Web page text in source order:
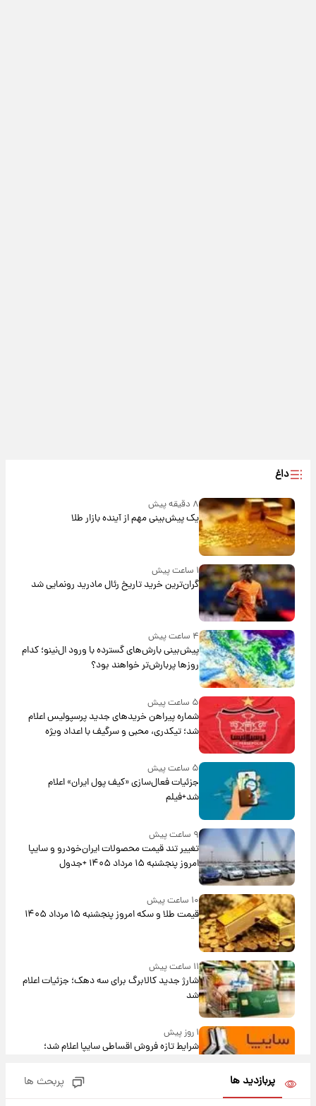
داغ
۸ دقیقه پیش
یک پیش‌بینی مهم از آینده بازار طلا
۱ ساعت پیش
گران‌ترین خرید تاریخ رئال مادرید رونمایی شد
۴ ساعت پیش
پیش‌بینی بارش‌های گسترده با ورود ال‌نینو؛ کدام
روزها پربارش‌تر خواهند بود؟
۵ ساعت پیش
شماره پیراهن خریدهای جدید پرسپولیس اعلام
شد؛ تیکدری، محبی و سرگیف با اعداد ویژه
۵ ساعت پیش
جزئیات فعال‌سازی «کیف پول ایران» اعلام
شد+فیلم
۹ ساعت پیش
تغییر تند قیمت محصولات ایران‌خودرو و سایپا
امروز پنجشنبه ۱۵ مرداد ۱۴۰۵ +جدول
۱۰ ساعت پیش
قیمت طلا و سکه امروز پنجشنبه ۱۵ مرداد ۱۴۰۵
۱۱ ساعت پیش
شارژ جدید کالابرگ برای سه دهک؛ جزئیات اعلام
شد
۱ روز پیش
شرایط تازه فروش اقساطی سایپا اعلام شد؛
پربازدید ها پربحث ها